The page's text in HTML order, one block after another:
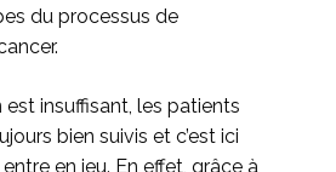
du processus de
est insuffisant, les patients
bien suivis et c’est ici
en jeu. En effet, grâce à